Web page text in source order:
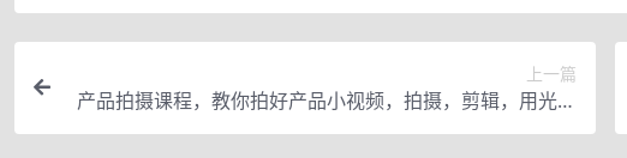
上一篇
产品拍摄课程，教你拍好产品小视频，拍摄，剪辑，用光实
操技巧